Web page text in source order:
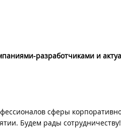
разработчиками и
сферы
Будем рады сотрудничеству!